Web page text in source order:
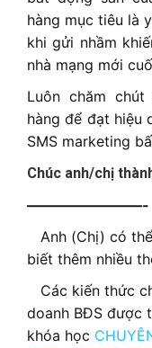
hàng mục tiêu là
khi gửi nhầm
nhà mạng mới
Luôn chăm
hàng để đạt hiệu
SMS marketing
Chúc anh/chị
————————-
Anh (Chị) có
biết thêm nhiều
Các kiến thức
doanh BĐS được
khóa học